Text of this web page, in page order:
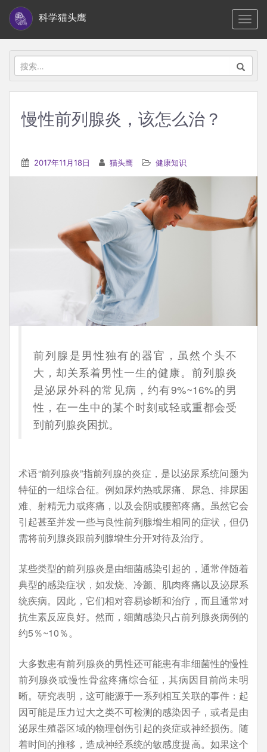
i
科学猫头鹰
搜
索：
慢性前列腺炎，该怎么治？
2017年11月18日 猫头鹰 健康知识
前列腺是男性独有的器官，虽然个头不
大，却关系着男性一生的健康。前列腺炎
是泌尿外科的常见病，约有9%~16%的男
性，在一生中的某个时刻或轻或重都会受
到前列腺炎困扰。
术语“前列腺炎”指前列腺的炎症，是以泌尿系统问题为
特征的一组综合征。例如尿灼热或尿痛、尿急、排尿困
难、射精无力或疼痛，以及会阴或腰部疼痛。虽然它会
引起甚至并发一些与良性前列腺增生相同的症状，但仍
需将前列腺炎跟前列腺增生分开对待及治疗。
某些类型的前列腺炎是由细菌感染引起的，通常伴随着
典型的感染症状，如发烧、冷颤、肌肉疼痛以及泌尿系
统疾病。因此，它们相对容易诊断和治疗，而且通常对
抗生素反应良好。然而，细菌感染只占前列腺炎病例的
约5％~10％。
大多数患有前列腺炎的男性还可能患有非细菌性的慢性
前列腺炎或慢性骨盆疼痛综合征，其病因目前尚未明
晰。研究表明，这可能源于一系列相互关联的事件：起
因可能是压力过大之类不可检测的感染因子，或者是由
泌尿生殖器区域的物理创伤引起的炎症或神经损伤。随
着时间的推移，造成神经系统的敏感度提高。如果这个